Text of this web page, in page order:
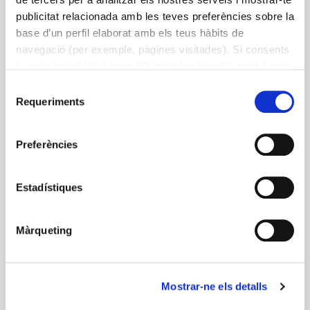
publicitat relacionada amb les teves preferències sobre la
base d’un perfil elaborat amb els teus hàbits de
navegació (per exemple, pàgines visitades). Si consents
informació a la nostra
Requeriments
Preferències
Estadístiques
Màrqueting
Mostrar-ne els detalls